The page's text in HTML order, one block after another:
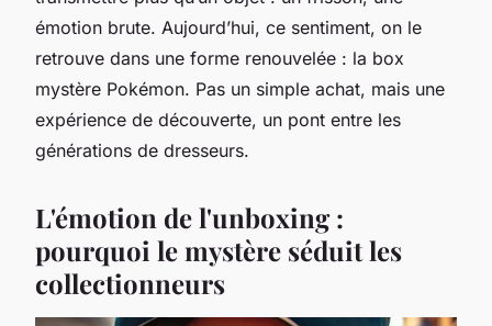
émotion brute. Aujourd’hui, ce sentiment, on le
retrouve dans une forme renouvelée : la box
mystère Pokémon. Pas un simple achat, mais une
expérience de découverte, un pont entre les
générations de dresseurs.
L'émotion de l'unboxing :
pourquoi le mystère séduit les
collectionneurs